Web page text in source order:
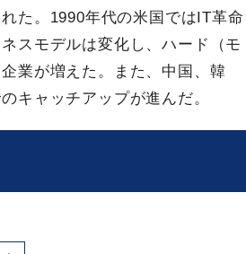
た。1990年代の米国ではIT革命
スモデルは変化し、ハード（モ
業が増えた。また、中国、韓
キャッチアップが進んだ。